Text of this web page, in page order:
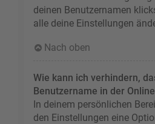
deinen Benutzernamen
alle deine Einstellungen
Nach oben
Wie kann ich verhindern,
Benutzername in der
In deinem persönlichen
den Einstellungen eine